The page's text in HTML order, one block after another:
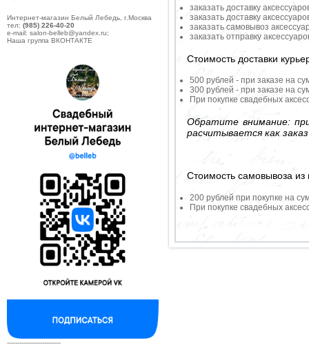
Интернет-магазин Белый Лебедь, г.Москва
тел: (985) 226-40-20
e-mail: salon-belleb@yandex.ru;
Наша группа ВКОНТАКТЕ
--------------------------
заказать доставку
заказать доставку
заказать самовывоз
заказать отправку
Стоимость доставки
500 рублей - при заказе на
300 рублей - при заказе на
При покупке свадебных
Обратите внимание:
расчитывается как
Стоимость самовывоза из
200 рублей при покупке на
При покупке свадебных